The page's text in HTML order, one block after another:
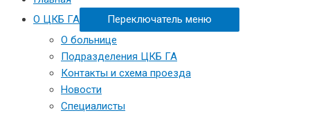
О ЦКБ ГА
Переключатель меню
О больнице
Подразделения ЦКБ ГА
Контакты и схема проезда
Новости
Специалисты